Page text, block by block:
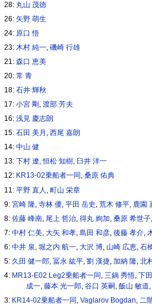
28: 丸山 茂徳
26:矢野 萌生
24: 原口 悟
23:木村 純一,磯崎 行雄
21:森口 恵美
20:常 青
18:石井 輝秋
17:小宮 剛 ,渡部 芳夫
16:浅見 慶志朗
15:石田 美月 ,西尾 嘉朗
14:中山 健
13:下村 遼,恒松 知樹, 臼井 洋一
12: KR13-02乗船者一同 ,桑原 佑典
11:平野 直人 ,町山 栄章
9:宮崎 隆 ,寺林 優 ,平田 岳史 ,荒木 修平 鹿園
8:佐藤 峰南 尾上 哲治 ,得丸 絢加 ,桑原 希世子
7:中村 仁美 ,大矢 和孝 ,島田 和彦 ,後藤 孝介
6:中井 泉 ,堀之内 航一 ,大沢 博 山崎 広恵 ,石
5: 久田 健一郎 ,冨永 紘平 ,劉 漢捷 ,加納 隆 ,北
4: MR13-E02 Leg2乗船者一同 三鍋 秀悟 ,下
成一, 藤本 光一郎, 谷口 英嗣 飯山 敏道
3: KR14-02乗船者一同,Vaglarov Bogdan,二